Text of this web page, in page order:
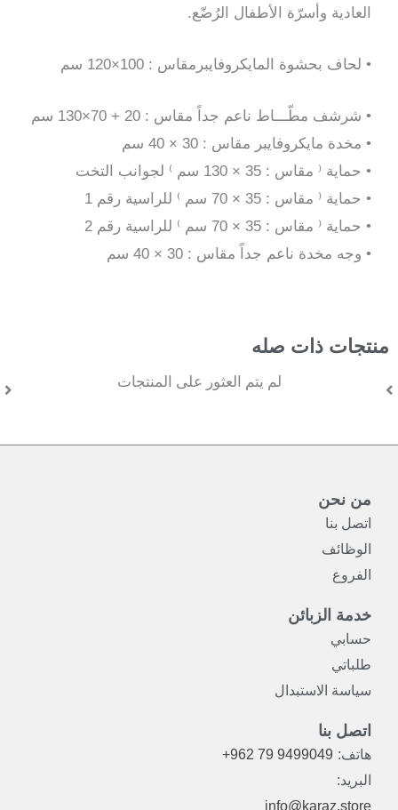
العادية وأسرّة الأطفال الرُضّع.
• لحاف بحشوة المايكروفايبرمقاس : 100×120 سم
• شرشف مطّـــاط ناعم جداً مقاس : 20 + 70×130 سم
• مخدة مايكروفايبر مقاس : 30 × 40 سم
• حماية ⁽ مقاس : 35 × 130 سم ⁾ لجوانب التخت
• حماية ⁽ مقاس : 35 × 70 سم ⁾ للراسية رقم 1
• حماية ⁽ مقاس : 35 × 70 سم ⁾ للراسية رقم 2
• وجه مخدة ناعم جداً مقاس : 30 × 40 سم
منتجات ذات صله
لم يتم العثور على المنتجات
من نحن
اتصل بنا
الوظائف
الفروع
خدمة الزبائن
حسابي
طلباتي
سياسة الاستبدال
اتصل بنا
هاتف: +962 79 9499049
البريد:
info@karaz.store